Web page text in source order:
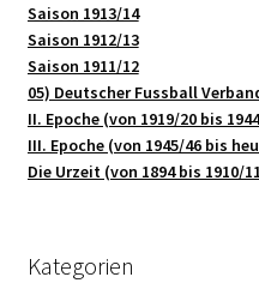
Saison 1913/14
Saison 1912/13
Saison 1911/12
05) Deutscher Fussball
II. Epoche (von 1919/20 bis
III. Epoche (von 1945/46 bis
Die Urzeit (von 1894 bis 1910/
Kategorien